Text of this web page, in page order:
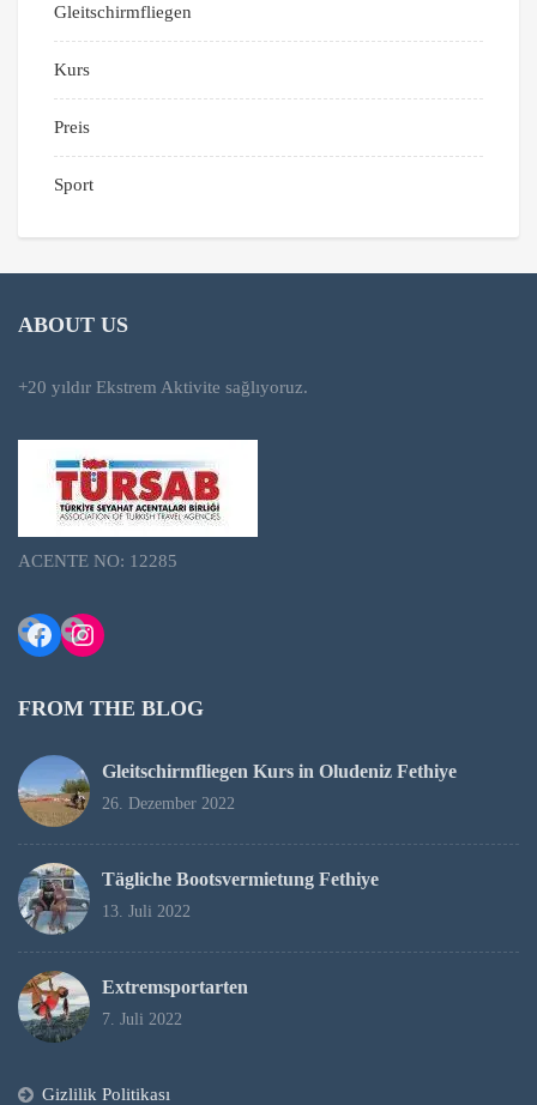
Gleitschirmfliegen
Kurs
Preis
Sport
ABOUT US
+20 yıldır Ekstrem Aktivite sağlıyoruz.
ACENTE NO: 12285
Facebook
Instagram
FROM THE BLOG
Gleitschirmfliegen Kurs in Oludeniz Fethiye
26. Dezember 2022
Tägliche Bootsvermietung Fethiye
13. Juli 2022
Extremsportarten
7. Juli 2022
Gizlilik Politikası